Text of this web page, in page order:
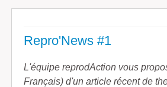
Repro'News #1
L'équipe reprodAction vous
Français) d'un article récent de